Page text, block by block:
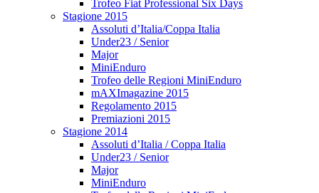
Trofeo Fiat Professional Six Days
Stagione 2015
Assoluti d’Italia/Coppa Italia
Under23 / Senior
Major
MiniEnduro
Trofeo delle Regioni MiniEnduro
mAXImagazine 2015
Regolamento 2015
Premiazioni 2015
Stagione 2014
Assoluti d’Italia / Coppa Italia
Under23 / Senior
Major
MiniEnduro